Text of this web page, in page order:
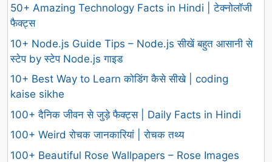
50+ Amazing Technology Facts in Hindi | टेक्नोलॉजी
फैक्ट्स
10+ Node.js Guide Tips – Node.js सीखें बहुत आसानी से
स्टेप by स्टेप Node.js गाइड
10+ Best Way to Learn कोडिंग कैसे सीखे | coding
kaise sikhe
100+ दैनिक जीवन से जुड़े फैक्ट्स | Daily Facts in Hindi
100+ Weird रोचक जानकारियां | रोचक तथ्य
100+ Beautiful Rose Wallpapers – Rose Images